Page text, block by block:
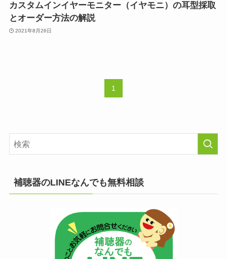
カスタムインイヤーモニター（イヤモニ）の耳型採取
とオーダー方法の解説
2021年8月26日
1
補聴器のLINEなんでも無料相談